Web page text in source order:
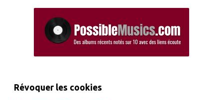
Révoquer les cookies